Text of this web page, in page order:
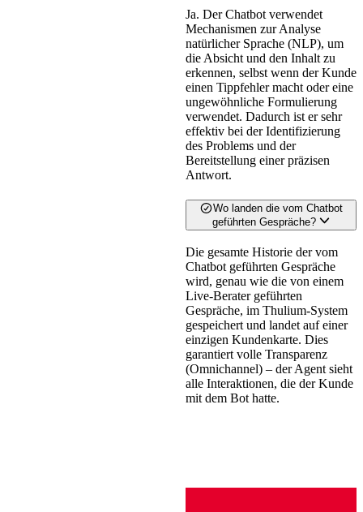
Ja. Der Chatbot verwendet
Mechanismen zur Analyse
natürlicher Sprache (NLP), um
die Absicht und den Inhalt zu
erkennen, selbst wenn der Kunde
einen Tippfehler macht oder eine
ungewöhnliche Formulierung
verwendet. Dadurch ist er sehr
effektiv bei der Identifizierung
des Problems und der
Bereitstellung einer präzisen
Antwort.
Wo landen die vom Chatbot
geführten Gespräche?
Die gesamte Historie der vom
Chatbot geführten Gespräche
wird, genau wie die von einem
Live-Berater geführten
Gespräche, im Thulium-System
gespeichert und landet auf einer
einzigen Kundenkarte. Dies
garantiert volle Transparenz
(Omnichannel) – der Agent sieht
alle Interaktionen, die der Kunde
mit dem Bot hatte.